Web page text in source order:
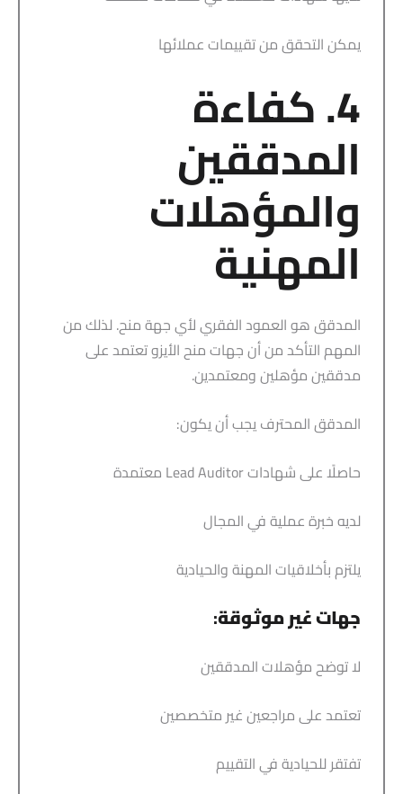
يمكن التحقق من تقييمات عملائها
4. كفاءة
المدققين
والمؤهلات
المهنية
المدقق هو العمود الفقري لأي جهة منح. لذلك من
المهم التأكد من أن جهات منح الأيزو تعتمد على
مدققين مؤهلين ومعتمدين.
المدقق المحترف يجب أن يكون:
حاصلًا على شهادات Lead Auditor معتمدة
لديه خبرة عملية في المجال
يلتزم بأخلاقيات المهنة والحيادية
جهات غير موثوقة:
لا توضح مؤهلات المدققين
تعتمد على مراجعين غير متخصصين
تفتقر للحيادية في التقييم